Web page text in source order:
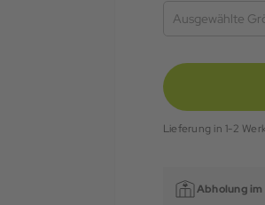
Ausgewählte
Lieferung in 1-2
Abholung